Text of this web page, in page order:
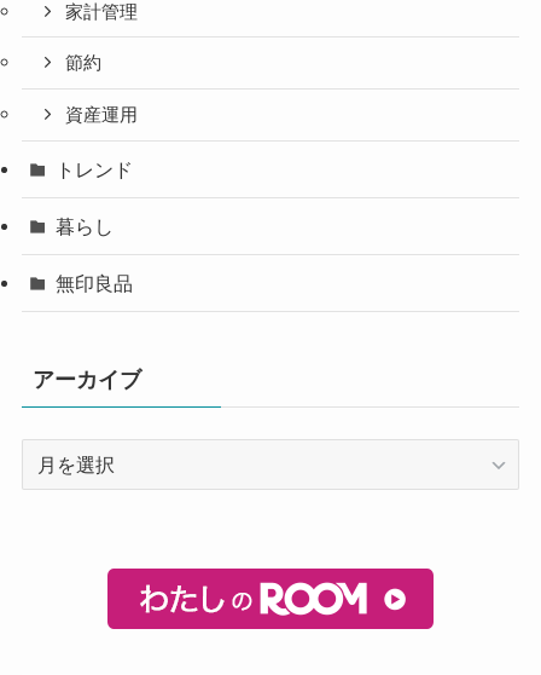
家計管理
節約
資産運用
トレンド
暮らし
無印良品
アーカイブ